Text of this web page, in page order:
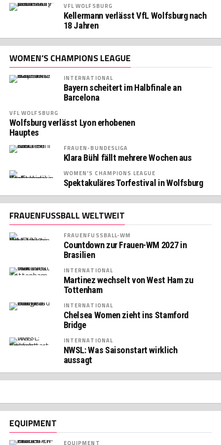
VFL WOLFSBURG
Kellermann verlässt VfL Wolfsburg nach
18 Jahren
WOMEN’S CHAMPIONS LEAGUE
INTERNATIONAL
Bayern scheitert im Halbfinale an
Barcelona
VFL WOLFSBURG
Wolfsburg verlässt Lyon erhobenen
Hauptes
FRAUEN-BUNDESLIGA
Klara Bühl fällt mehrere Wochen aus
WOMEN'S CHAMPIONS LEAGUE
Spektakuläres Torfestival in Wolfsburg
FRAUENFUSSBALL WELTWEIT
FRAUENFUSSBALL-WM
Countdown zur Frauen-WM 2027 in
Brasilien
INTERNATIONAL
Martinez wechselt von West Ham zu
Tottenham
INTERNATIONAL
Chelsea Women zieht ins Stamford
Bridge
INTERNATIONAL
NWSL: Was Saisonstart wirklich
aussagt
EQUIPMENT
EQUIPMENT